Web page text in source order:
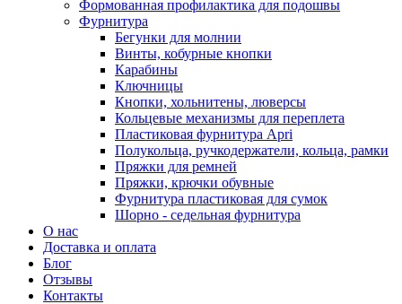
Формованная профилактика для подошвы
Фурнитура
Бегунки для молнии
Винты, кобурные кнопки
Карабины
Ключницы
Кнопки, хольнитены, люверсы
Кольцевые механизмы для переплета
Пластиковая фурнитура Apri
Полукольца, ручкодержатели, кольца, рамки
Пряжки для ремней
Пряжки, крючки обувные
Фурнитура пластиковая для сумок
Шорно - седельная фурнитура
О нас
Доставка и оплата
Блог
Отзывы
Контакты